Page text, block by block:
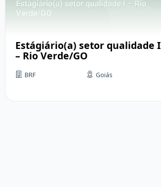
Estágiário(a) setor qualidade I
– Rio Verde/GO
BRF Goiás